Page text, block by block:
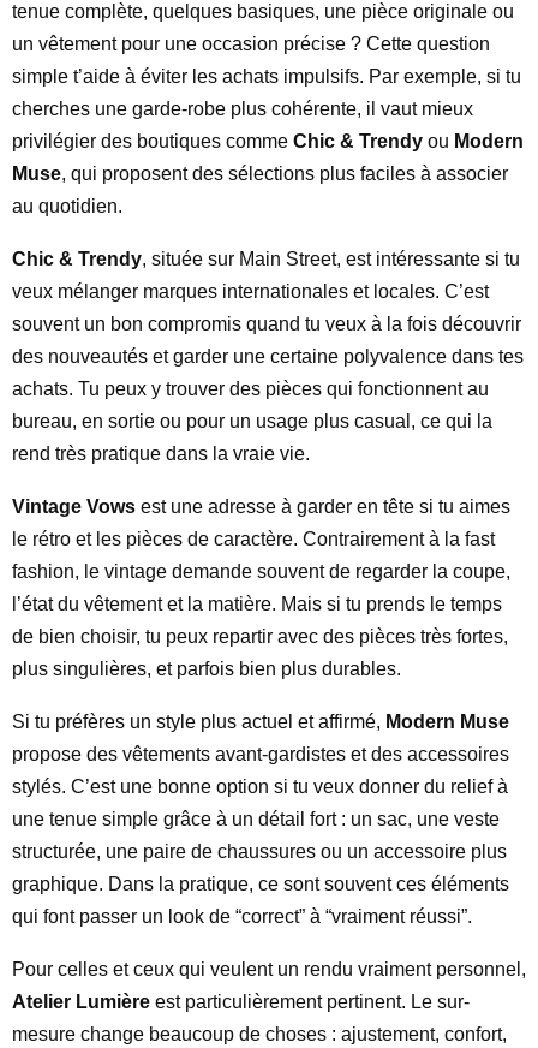
tenue complète, quelques basiques, une pièce originale ou
un vêtement pour une occasion précise ? Cette question
simple t’aide à éviter les achats impulsifs. Par exemple, si tu
cherches une garde-robe plus cohérente, il vaut mieux
privilégier des boutiques comme Chic & Trendy ou Modern
Muse, qui proposent des sélections plus faciles à associer
au quotidien.
Chic & Trendy, située sur Main Street, est intéressante si tu
veux mélanger marques internationales et locales. C’est
souvent un bon compromis quand tu veux à la fois découvrir
des nouveautés et garder une certaine polyvalence dans tes
achats. Tu peux y trouver des pièces qui fonctionnent au
bureau, en sortie ou pour un usage plus casual, ce qui la
rend très pratique dans la vraie vie.
Vintage Vows est une adresse à garder en tête si tu aimes
le rétro et les pièces de caractère. Contrairement à la fast
fashion, le vintage demande souvent de regarder la coupe,
l’état du vêtement et la matière. Mais si tu prends le temps
de bien choisir, tu peux repartir avec des pièces très fortes,
plus singulières, et parfois bien plus durables.
Si tu préfères un style plus actuel et affirmé, Modern Muse
propose des vêtements avant-gardistes et des accessoires
stylés. C’est une bonne option si tu veux donner du relief à
une tenue simple grâce à un détail fort : un sac, une veste
structurée, une paire de chaussures ou un accessoire plus
graphique. Dans la pratique, ce sont souvent ces éléments
qui font passer un look de “correct” à “vraiment réussi”.
Pour celles et ceux qui veulent un rendu vraiment personnel,
Atelier Lumière est particulièrement pertinent. Le sur-
mesure change beaucoup de choses : ajustement, confort,